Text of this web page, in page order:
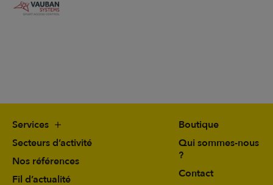
Services
Secteurs d’activité
Nos références
Fil d’actualité
Boutique
Qui sommes-nous
?
Contact